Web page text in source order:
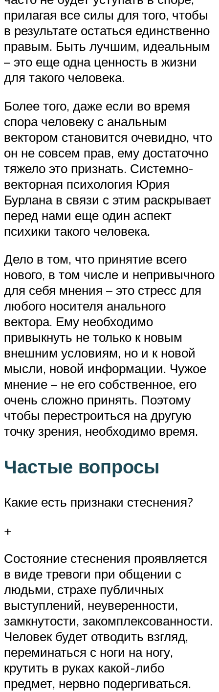
прилагая все силы для того, чтобы
в результате остаться единственно
правым. Быть лучшим, идеальным
– это еще одна ценность в жизни
для такого человека.
Более того, даже если во время
спора человеку с анальным
вектором становится очевидно, что
он не совсем прав, ему достаточно
тяжело это признать. Системно-
векторная психология Юрия
Бурлана в связи с этим раскрывает
перед нами еще один аспект
психики такого человека.
Дело в том, что принятие всего
нового, в том числе и непривычного
для себя мнения – это стресс для
любого носителя анального
вектора. Ему необходимо
привыкнуть не только к новым
внешним условиям, но и к новой
мысли, новой информации. Чужое
мнение – не его собственное, его
очень сложно принять. Поэтому
чтобы перестроиться на другую
точку зрения, необходимо время.
Частые вопросы
Какие есть признаки стеснения?
+
Состояние стеснения проявляется
в виде тревоги при общении с
людьми, страхе публичных
выступлений, неуверенности,
замкнутости, закомплексованности.
Человек будет отводить взгляд,
переминаться с ноги на ногу,
крутить в руках какой-либо
предмет, нервно подергиваться.